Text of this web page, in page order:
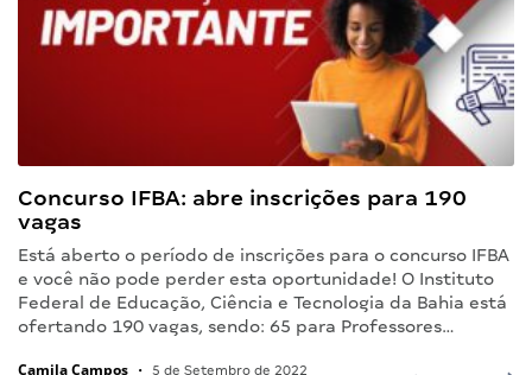
Concurso IFBA: abre inscrições para 190
vagas
Está aberto o período de inscrições para o concurso IFBA
e você não pode perder esta oportunidade! O Instituto
Federal de Educação, Ciência e Tecnologia da Bahia está
ofertando 190 vagas, sendo: 65 para Professores…
Camila Campos • 5 de Setembro de 2022